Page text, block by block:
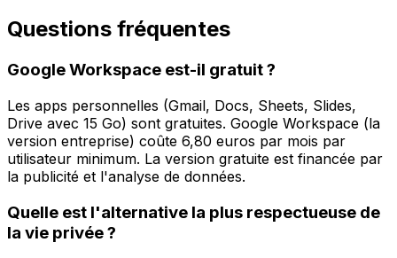
Questions fréquentes
Google Workspace est-il gratuit ?
Les apps personnelles (Gmail, Docs, Sheets, Slides,
Drive avec 15 Go) sont gratuites. Google Workspace (la
version entreprise) coûte 6,80 euros par mois par
utilisateur minimum. La version gratuite est financée par
la publicité et l'analyse de données.
Quelle est l'alternative la plus respectueuse de
la vie privée ?